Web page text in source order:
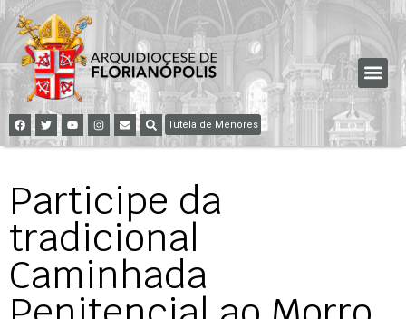
Tutela de Menores
Participe da
tradicional
Caminhada